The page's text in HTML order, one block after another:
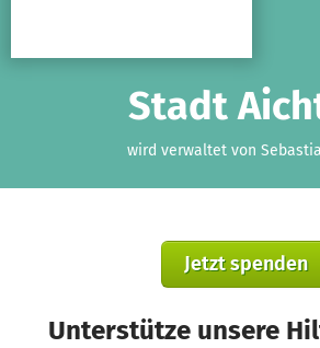
Stadt
wird verwaltet von
Jetzt spenden
Unterstütze unsere